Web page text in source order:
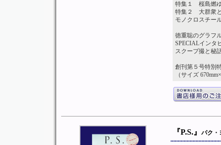
特集１ 桜島燃
特集２ 大群衆
モノクロスチー
徳重聡のグラフ
SPECIALインタ
スクープ撮と秘
創刊第５号特別
（サイズ
『P.S.』 パク